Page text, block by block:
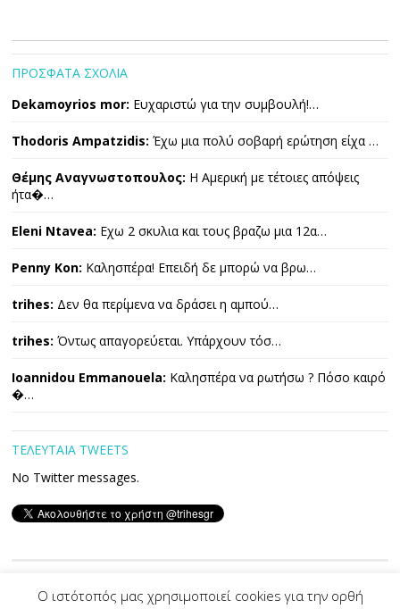
ΠΡΟΣΦΑΤΑ ΣΧΟΛΙΑ
Dekamoyrios mor: Ευχαριστώ για την συμβουλή!…
Thodoris Ampatzidis: Έχω μια πολύ σοβαρή ερώτηση είχα …
Θέμης Αναγνωστοπουλος: Η Αμερική με τέτοιες απόψεις
ήτα�…
Eleni Ntavea: Εχω 2 σκυλια και τους βραζω μια 12α…
Penny Kon: Καλησπέρα! Επειδή δε μπορώ να βρω…
trihes: Δεν θα περίμενα να δράσει η αμπού…
trihes: Όντως απαγορεύεται. Υπάρχουν τόσ…
Ioannidou Emmanouela: Καλησπέρα να ρωτήσω ? Πόσο καιρό
�…
ΤΕΛΕΥΤΑΙΑ TWEETS
No Twitter messages.
Copyright © 2026 ΤΡΙΧΕΣ. All Rights Reserved.
Ο ιστότοπός μας χρησιμοποιεί cookies για την ορθή